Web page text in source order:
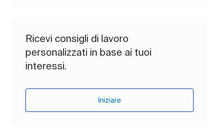
Ricevi consigli di lavoro
personalizzati in base ai tuoi
interessi.
Iniziare